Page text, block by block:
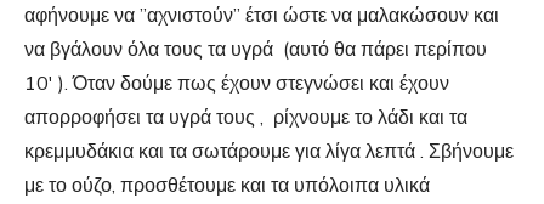
αφήνουμε να ”αχνιστούν” έτσι ώστε να μαλακώσουν και
να βγάλουν όλα τους τα υγρά (αυτό θα πάρει περίπου
10′ ). Όταν δούμε πως έχουν στεγνώσει και έχουν
απορροφήσει τα υγρά τους , ρίχνουμε το λάδι και τα
κρεμμυδάκια και τα σωτάρουμε για λίγα λεπτά . Σβήνουμε
με το ούζο, προσθέτουμε και τα υπόλοιπα υλικά